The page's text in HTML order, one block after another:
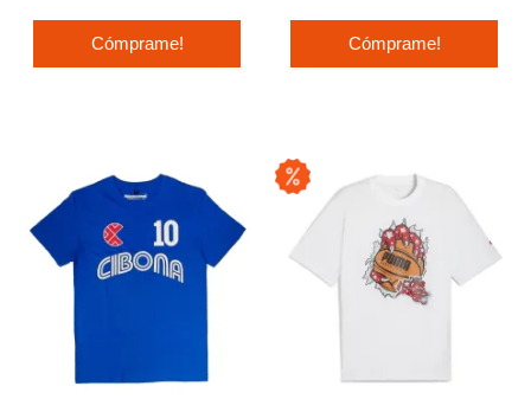
Cómprame! Cómprame!